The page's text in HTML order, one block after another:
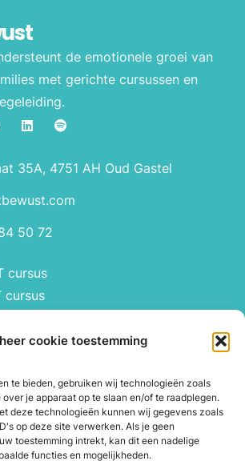
cookie toestemming
te bieden, gebruiken wij technologieën zoals
je apparaat op te slaan en/of te raadplegen.
deze technologieën kunnen wij gegevens zoals
op deze site verwerken. Als je geen
toestemming intrekt, kan dit een nadelige
functies en mogelijkheden.
de emotionele groei van
met gerichte cursussen en
cursus
cursus
kinderen
35A, 4751 AH Oud Gastel
50 72